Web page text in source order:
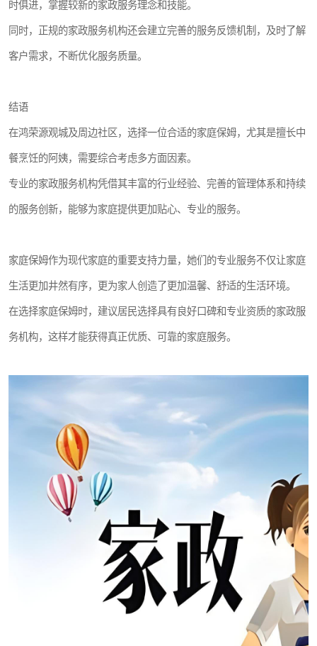
时俱进，掌握较新的家政服务理念和技能。
同时，正规的家政服务机构还会建立完善的服务反馈机制，及时了解
客户需求，不断优化服务质量。
结语
在鸿荣源观城及周边社区，选择一位合适的家庭保姆，尤其是擅长中
餐烹饪的阿姨，需要综合考虑多方面因素。
专业的家政服务机构凭借其丰富的行业经验、完善的管理体系和持续
的服务创新，能够为家庭提供更加贴心、专业的服务。
家庭保姆作为现代家庭的重要支持力量，她们的专业服务不仅让家庭
生活更加井然有序，更为家人创造了更加温馨、舒适的生活环境。
在选择家庭保姆时，建议居民选择具有良好口碑和专业资质的家政服
务机构，这样才能获得真正优质、可靠的家庭服务。